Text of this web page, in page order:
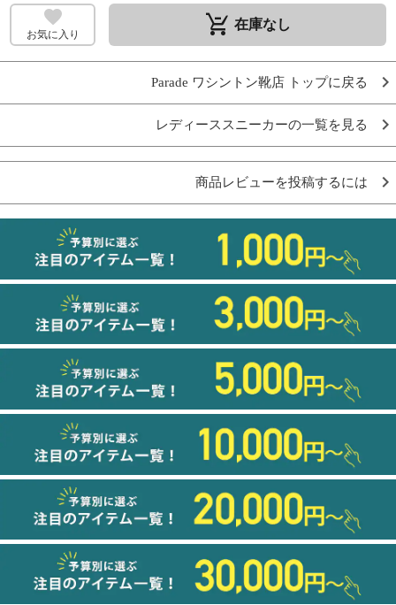
お気に入り remove_shopping_cart 在庫なし
Parade ワシントン靴店 トップに戻る
レディーススニーカーの一覧を見る
商品レビューを投稿するには